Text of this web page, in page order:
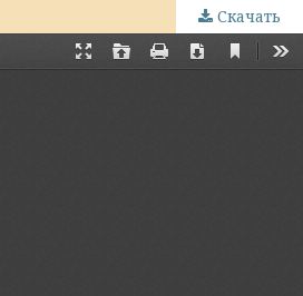
Скачать